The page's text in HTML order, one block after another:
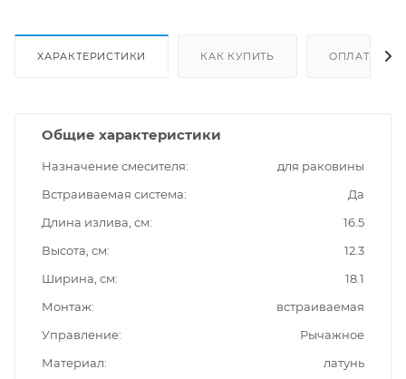
ХАРАКТЕРИСТИКИ КАК КУПИТЬ ОПЛАТА
Общие характеристики
Назначение смесителя
для раковины
Встраиваемая система
Да
Длина излива, см
16.5
Высота, см
12.3
Ширина, см
18.1
Монтаж
встраиваемая
Управление
Рычажное
Материал
латунь